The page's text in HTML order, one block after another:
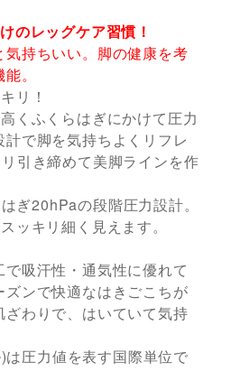
のレッグケア習慣！
持ちいい。脚の健康を考
。
リ！
くふくらはぎにかけて圧力
で脚を気持ちよくリフレ
引き締めて美脚ラインを作
ぎ20hPaの段階圧力設計。
ッキリ細く見えます。
吸汗性・通気性に優れて
ンで快適なはきごこちが
わりで、はいていて気持
圧力値を表す国際単位で